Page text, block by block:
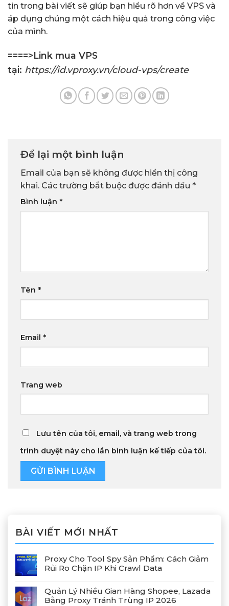
tin trong bài viết sẽ giúp bạn hiểu rõ hơn về VPS và
áp dụng chúng một cách hiệu quả trong công việc
của mình.
====>Link mua VPS
tại: https://id.vproxy.vn/cloud-vps/create
Để lại một bình luận
Email của bạn sẽ không được hiển thị công
khai. Các trường bắt buộc được đánh dấu *
Bình luận *
Tên *
Email *
Trang web
Lưu tên của tôi, email, và trang web trong
trình duyệt này cho lần bình luận kế tiếp của tôi.
BÀI VIẾT MỚI NHẤT
Proxy Cho Tool Spy Sản Phẩm: Cách Giảm
Rủi Ro Chặn IP Khi Crawl Data
Quản Lý Nhiều Gian Hàng Shopee, Lazada
Bằng Proxy Tránh Trùng IP 2026